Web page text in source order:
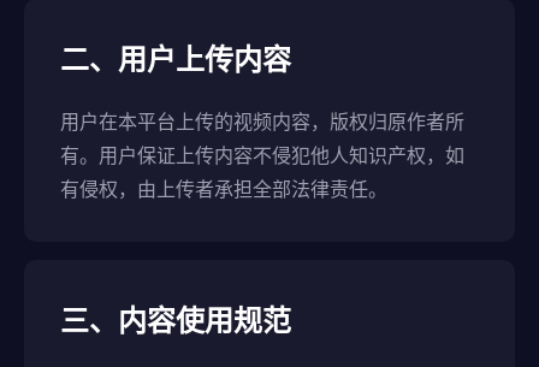
二、用户上传内容
用户在本平台上传的视频内容，版权归原作者所
有。用户保证上传内容不侵犯他人知识产权，如
有侵权，由上传者承担全部法律责任。
三、内容使用规范